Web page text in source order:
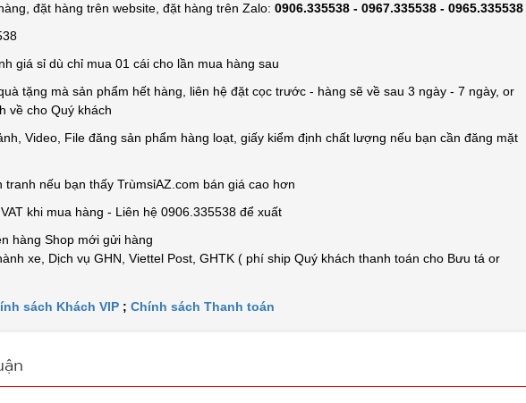
đặt hàng trên website, đặt hàng trên Zalo: 0906.335538 - 0967.335538 - 0965.335538
giá sỉ dù chỉ mua 01 cái cho lần mua hàng sau
tặng mà sản phẩm hết hàng, liên hệ đặt cọc trước - hàng sẽ về sau 3 ngày - 7 ngày, or
về cho Quý khách
Video, File đăng sản phẩm hàng loạt, giấy kiểm định chất lượng nếu bạn cần đăng mặt
nếu bạn thấy TrùmsỉAZ.com bán giá cao hơn
khi mua hàng - Liên hệ 0906.335538 để xuất
hàng Shop mới gửi hàng
xe, Dịch vụ GHN, Viettel Post, GHTK ( phí ship Quý khách thanh toán cho Bưu tá or
sách Khách VIP ; Chính sách Thanh toán